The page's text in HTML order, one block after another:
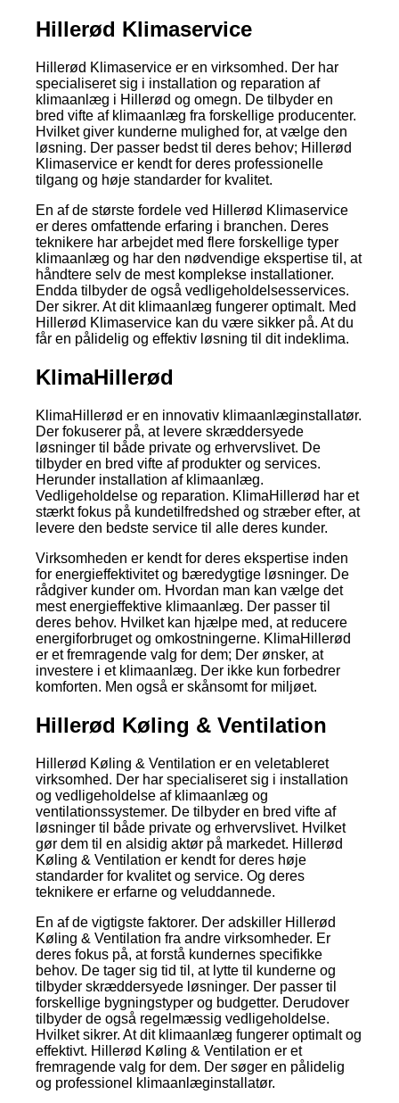
Hillerød Klimaservice
Hillerød Klimaservice er en virksomhed. Der har
specialiseret sig i installation og reparation af
klimaanlæg i Hillerød og omegn. De tilbyder en
bred vifte af klimaanlæg fra forskellige producenter.
Hvilket giver kunderne mulighed for, at vælge den
løsning. Der passer bedst til deres behov; Hillerød
Klimaservice er kendt for deres professionelle
tilgang og høje standarder for kvalitet.
En af de største fordele ved Hillerød Klimaservice
er deres omfattende erfaring i branchen. Deres
teknikere har arbejdet med flere forskellige typer
klimaanlæg og har den nødvendige ekspertise til, at
håndtere selv de mest komplekse installationer.
Endda tilbyder de også vedligeholdelsesservices.
Der sikrer. At dit klimaanlæg fungerer optimalt. Med
Hillerød Klimaservice kan du være sikker på. At du
får en pålidelig og effektiv løsning til dit indeklima.
KlimaHillerød
KlimaHillerød er en innovativ klimaanlæginstallatør.
Der fokuserer på, at levere skræddersyede
løsninger til både private og erhvervslivet. De
tilbyder en bred vifte af produkter og services.
Herunder installation af klimaanlæg.
Vedligeholdelse og reparation. KlimaHillerød har et
stærkt fokus på kundetilfredshed og stræber efter, at
levere den bedste service til alle deres kunder.
Virksomheden er kendt for deres ekspertise inden
for energieffektivitet og bæredygtige løsninger. De
rådgiver kunder om. Hvordan man kan vælge det
mest energieffektive klimaanlæg. Der passer til
deres behov. Hvilket kan hjælpe med, at reducere
energiforbruget og omkostningerne. KlimaHillerød
er et fremragende valg for dem; Der ønsker, at
investere i et klimaanlæg. Der ikke kun forbedrer
komforten. Men også er skånsomt for miljøet.
Hillerød Køling & Ventilation
Hillerød Køling & Ventilation er en veletableret
virksomhed. Der har specialiseret sig i installation
og vedligeholdelse af klimaanlæg og
ventilationssystemer. De tilbyder en bred vifte af
løsninger til både private og erhvervslivet. Hvilket
gør dem til en alsidig aktør på markedet. Hillerød
Køling & Ventilation er kendt for deres høje
standarder for kvalitet og service. Og deres
teknikere er erfarne og veluddannede.
En af de vigtigste faktorer. Der adskiller Hillerød
Køling & Ventilation fra andre virksomheder. Er
deres fokus på, at forstå kundernes specifikke
behov. De tager sig tid til, at lytte til kunderne og
tilbyder skræddersyede løsninger. Der passer til
forskellige bygningstyper og budgetter. Derudover
tilbyder de også regelmæssig vedligeholdelse.
Hvilket sikrer. At dit klimaanlæg fungerer optimalt og
effektivt. Hillerød Køling & Ventilation er et
fremragende valg for dem. Der søger en pålidelig
og professionel klimaanlæginstallatør.